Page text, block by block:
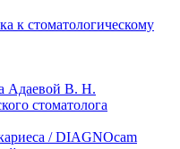
к стоматологическому
Адаевой В. Н.
стоматолога
/ DIAGNOcam